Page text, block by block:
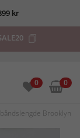
kr
0 0
Brooklyn